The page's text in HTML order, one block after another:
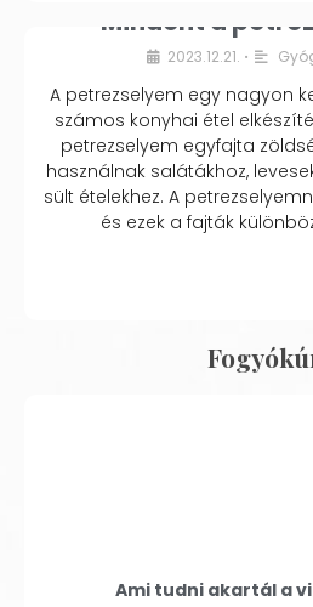
Mindent a
2023.12.21. •
A petrezselyem egy nagyon
számos konyhai étel
petrezselyem egyfajta
használnak salátákhoz,
sült ételekhez. A
és ezek a fajták
Ami tudni akartál a